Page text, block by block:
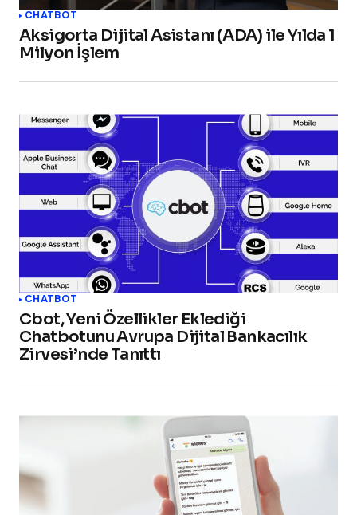
CHATBOT
Aksigorta Dijital Asistanı (ADA) ile Yılda 1
Milyon İşlem
CHATBOT
Cbot, Yeni Özellikler Eklediği
Chatbotunu Avrupa Dijital Bankacılık
Zirvesi’nde Tanıttı